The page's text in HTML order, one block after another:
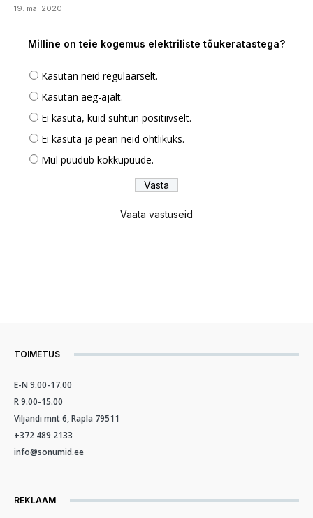
19. mai 2020
Milline on teie kogemus elektriliste tõukeratastega?
Kasutan neid regulaarselt.
Kasutan aeg-ajalt.
Ei kasuta, kuid suhtun positiivselt.
Ei kasuta ja pean neid ohtlikuks.
Mul puudub kokkupuude.
Vaata vastuseid
TOIMETUS
E-N 9.00-17.00
R 9.00-15.00
Viljandi mnt 6, Rapla 79511
+372 489 2133
info@sonumid.ee
REKLAAM